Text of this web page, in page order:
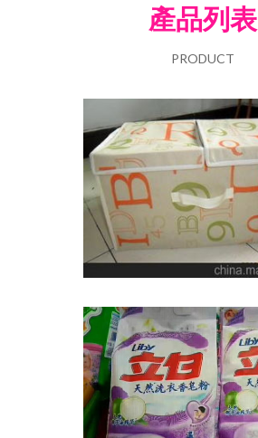
產品列表
PRODUCT